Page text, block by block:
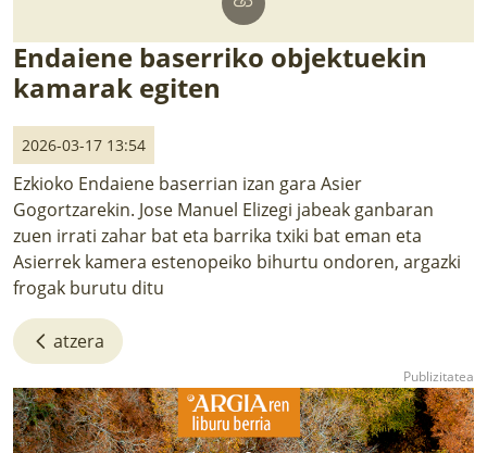
Endaiene baserriko objektuekin
kamarak egiten
2026-03-17 13:54
Ezkioko Endaiene baserrian izan gara Asier
Gogortzarekin. Jose Manuel Elizegi jabeak ganbaran
zuen irrati zahar bat eta barrika txiki bat eman eta
Asierrek kamera estenopeiko bihurtu ondoren, argazki
frogak burutu ditu
atzera